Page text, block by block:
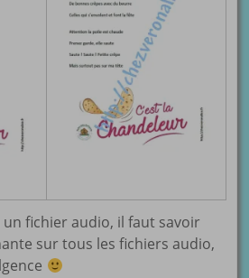
un fichier audio, il faut savoir
sur tous les fichiers audio,